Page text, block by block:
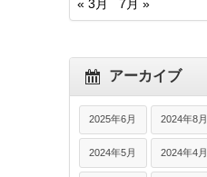
« 3月
7月 »
アーカイブ
2025年6月 2024年8月
2024年5月 2024年4月